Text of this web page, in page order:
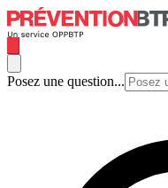
Posez une question...